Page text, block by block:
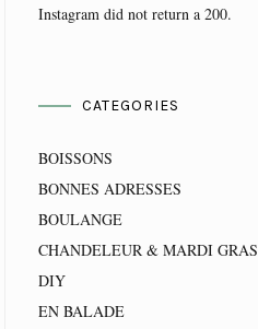
Instagram did not return a 200.
CATEGORIES
BOISSONS
BONNES ADRESSES
BOULANGE
CHANDELEUR & MARDI GRAS
DIY
EN BALADE